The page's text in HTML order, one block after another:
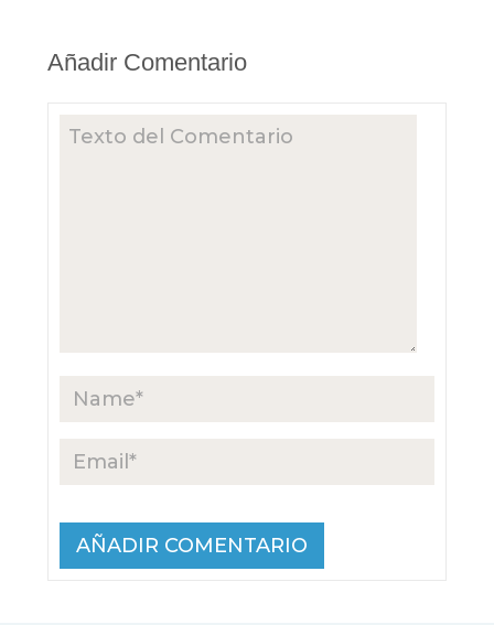
Añadir Comentario